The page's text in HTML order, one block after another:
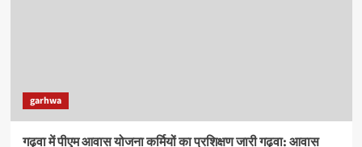
garhwa
गढ़वा में पीएम आवास योजना कर्मियों का प्रशिक्षण जारी गढ़वा: आवास